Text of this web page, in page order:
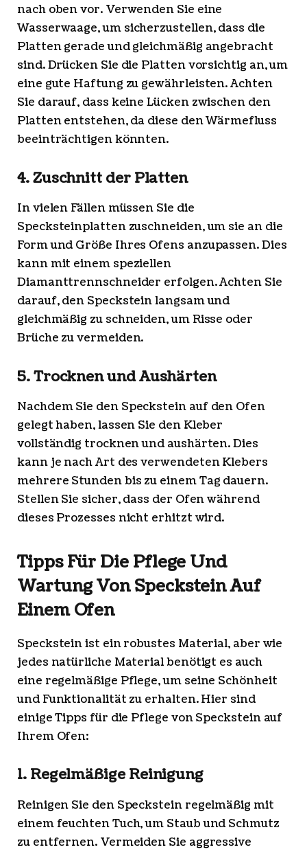
nach oben vor. Verwenden Sie eine
Wasserwaage, um sicherzustellen, dass die
Platten gerade und gleichmäßig angebracht
sind. Drücken Sie die Platten vorsichtig an, um
eine gute Haftung zu gewährleisten. Achten
Sie darauf, dass keine Lücken zwischen den
Platten entstehen, da diese den Wärmefluss
beeinträchtigen könnten.
4. Zuschnitt der Platten
In vielen Fällen müssen Sie die
Specksteinplatten zuschneiden, um sie an die
Form und Größe Ihres Ofens anzupassen. Dies
kann mit einem speziellen
Diamanttrennschneider erfolgen. Achten Sie
darauf, den Speckstein langsam und
gleichmäßig zu schneiden, um Risse oder
Brüche zu vermeiden.
5. Trocknen und Aushärten
Nachdem Sie den Speckstein auf den Ofen
gelegt haben, lassen Sie den Kleber
vollständig trocknen und aushärten. Dies
kann je nach Art des verwendeten Klebers
mehrere Stunden bis zu einem Tag dauern.
Stellen Sie sicher, dass der Ofen während
dieses Prozesses nicht erhitzt wird.
Tipps Für Die Pflege Und
Wartung Von Speckstein Auf
Einem Ofen
Speckstein ist ein robustes Material, aber wie
jedes natürliche Material benötigt es auch
eine regelmäßige Pflege, um seine Schönheit
und Funktionalität zu erhalten. Hier sind
einige Tipps für die Pflege von Speckstein auf
Ihrem Ofen:
1. Regelmäßige Reinigung
Reinigen Sie den Speckstein regelmäßig mit
einem feuchten Tuch, um Staub und Schmutz
zu entfernen. Vermeiden Sie aggressive